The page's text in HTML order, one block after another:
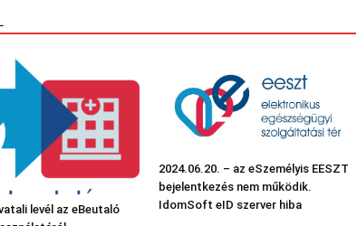
levél az eBeutaló
2024.06.20. – az eSzemélyis EESZT
bejelentkezés nem működik.
IdomSoft eID szerver hiba